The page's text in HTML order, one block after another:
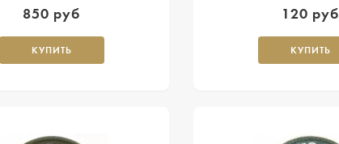
850 руб
КУПИТЬ
120 руб
КУПИТЬ